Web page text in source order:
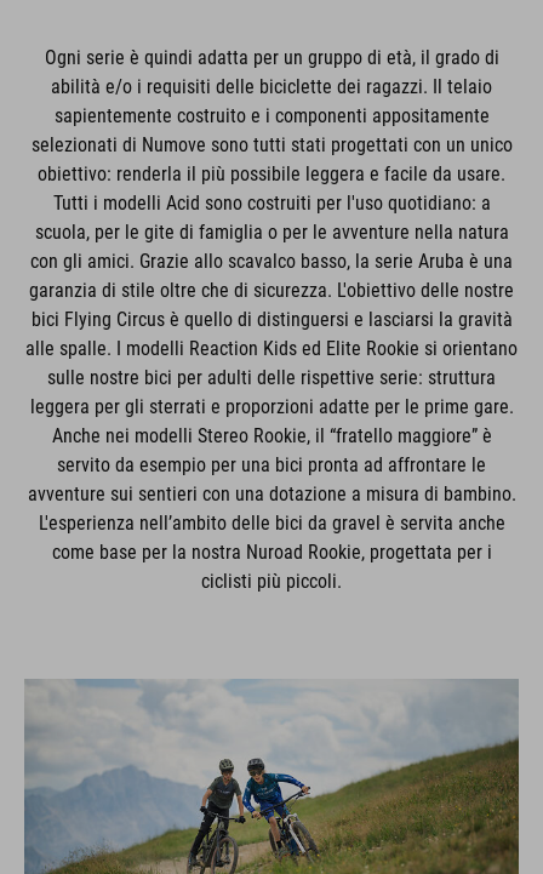
Ogni serie è quindi adatta per un gruppo di età, il grado di
abilità e/o i requisiti delle biciclette dei ragazzi. Il telaio
sapientemente costruito e i componenti appositamente
selezionati di Numove sono tutti stati progettati con un unico
obiettivo: renderla il più possibile leggera e facile da usare.
Tutti i modelli Acid sono costruiti per l'uso quotidiano: a
scuola, per le gite di famiglia o per le avventure nella natura
con gli amici. Grazie allo scavalco basso, la serie Aruba è una
garanzia di stile oltre che di sicurezza. L'obiettivo delle nostre
bici Flying Circus è quello di distinguersi e lasciarsi la gravità
alle spalle. I modelli Reaction Kids ed Elite Rookie si orientano
sulle nostre bici per adulti delle rispettive serie: struttura
leggera per gli sterrati e proporzioni adatte per le prime gare.
Anche nei modelli Stereo Rookie, il “fratello maggiore” è
servito da esempio per una bici pronta ad affrontare le
avventure sui sentieri con una dotazione a misura di bambino.
L'esperienza nell’ambito delle bici da gravel è servita anche
come base per la nostra Nuroad Rookie, progettata per i
ciclisti più piccoli.